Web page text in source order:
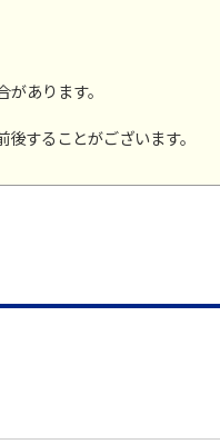
あります。
することがございます。